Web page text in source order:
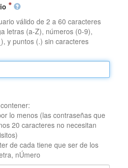
válido de 2 a 60 caracteres
letras (a-Z), números (0-9),
y puntos (.) sin caracteres
lo menos (las contraseñas que
20 caracteres no necesitan
de cada tiene que ser de los
nÚmero